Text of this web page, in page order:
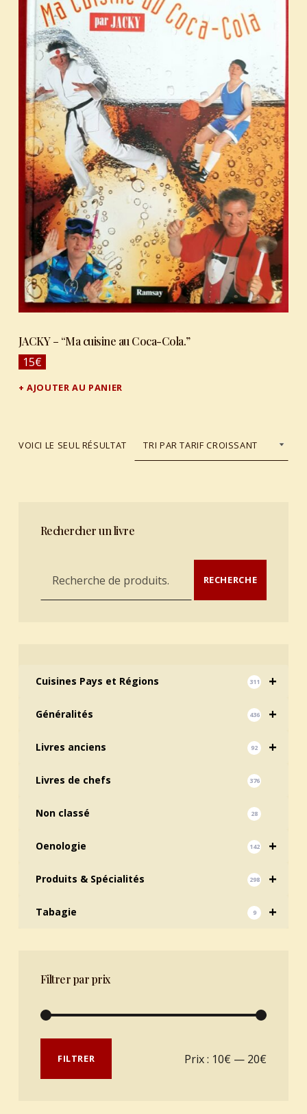
JACKY – “Ma cuisine au Coca-Cola.”
15€
AJOUTER AU PANIER
VOICI LE SEUL RÉSULTAT
Rechercher un livre
Recherche pour : RECHERCHE
+
Cuisines Pays et Régions 311
+
Généralités 436
+
Livres anciens 92
Livres de chefs 376
Non classé 28
+
Oenologie 142
+
Produits & Spécialités 298
+
Tabagie 9
Filtrer par prix
Prix min
Prix maxFILTRER Prix : 10€ — 20€